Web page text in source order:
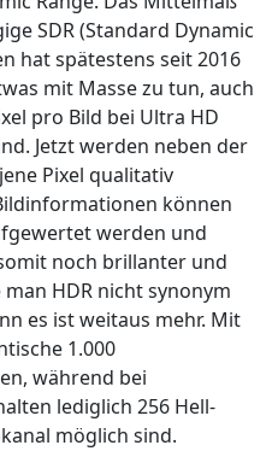
SDR (Standard Dynamic
hat spätestens seit 2016
mit Masse zu tun, auch
pro Bild bei Ultra HD
Jetzt werden neben der
Pixel qualitativ
können
werden und
noch brillanter und
HDR nicht synonym
es ist weitaus mehr. Mit
1.000
während bei
lediglich 256 Hell-
möglich sind.